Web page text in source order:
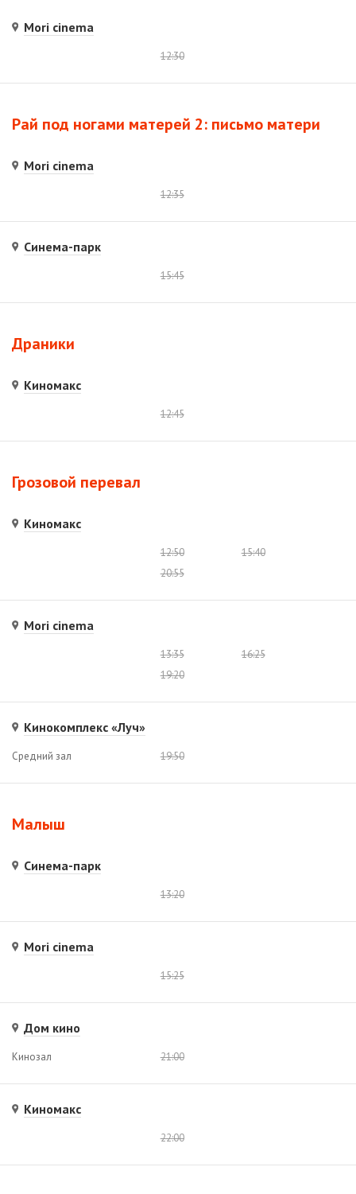
Mori cinema
12:30
Рай под ногами матерей 2: письмо матери
Mori cinema
12:35
Синема-парк
15:45
Драники
Киномакс
12:45
Грозовой перевал
Киномакс
12:50
15:40
20:55
Mori cinema
13:35
16:25
19:20
Кинокомплекс «Луч»
Средний зал 19:50
Малыш
Синема-парк
13:20
Mori cinema
15:25
Дом кино
Кинозал 21:00
Киномакс
22:00